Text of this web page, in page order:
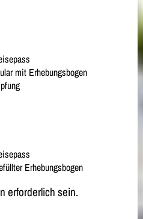
mit Erhebungsbogen
Erhebungsbogen
erforderlich sein.